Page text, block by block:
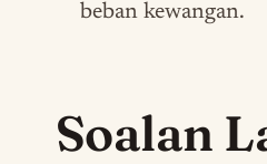
beban kewangan.
Soalan